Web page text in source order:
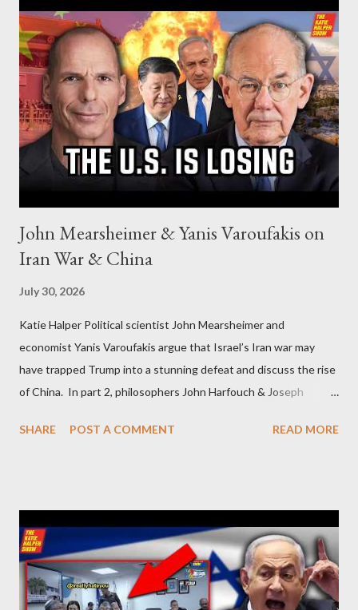
John Mearsheimer & Yanis Varoufakis on
Iran War & China
July 30, 2026
Katie Halper Political scientist John Mearsheimer and
economist Yanis Varoufakis argue that Israel’s Iran war may
have trapped Trump into a stunning defeat and discuss the rise
of China. In part 2, philosophers John Harfouch & Joseph
Israel, and explore the work of diplomat & scholar Fayez Sayegh,
SHARE POST A COMMENT READ MORE